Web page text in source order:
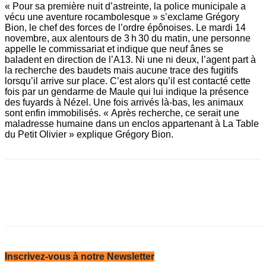
« Pour sa première nuit d’astreinte, la police municipale a
vécu une aventure rocambolesque » s’exclame Grégory
Bion, le chef des forces de l’ordre épônoises. Le mardi 14
novembre, aux alentours de 3 h 30 du matin, une personne
appelle le commissariat et indique que neuf ânes se
baladent en direction de l’A13. Ni une ni deux, l’agent part à
la recherche des baudets mais aucune trace des fugitifs
lorsqu’il arrive sur place. C’est alors qu’il est contacté cette
fois par un gendarme de Maule qui lui indique la présence
des fuyards à Nézel. Une fois arrivés là-bas, les animaux
sont enfin immobilisés. « Après recherche, ce serait une
maladresse humaine dans un enclos appartenant à La Table
du Petit Olivier » explique Grégory Bion.
Inscrivez-vous à notre Newsletter